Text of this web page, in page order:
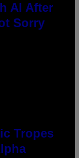
AI After
Sorry
Tropes